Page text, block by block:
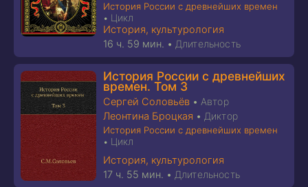
История России с древнейших времен
• Цикл
История, культурология
16 ч. 59 мин. • Длительность
История России с древнейших
времен. Том 3
Сергей Соловьёв • Автор
Леонтина Броцкая • Диктор
История России с древнейших времен
• Цикл
История, культурология
17 ч. 55 мин. • Длительность